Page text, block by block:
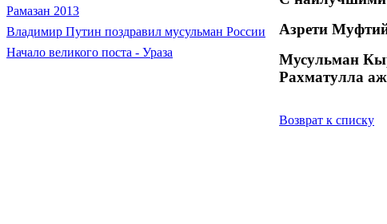
Рамазан 2013
Владимир Путин поздравил мусульман России
Начало великого поста - Ураза
Азpeти
Мусульман
Рахматулла
Возврат к списку